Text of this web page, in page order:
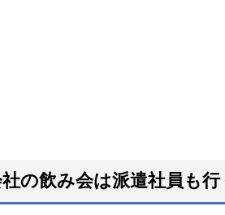
の飲み会は派遣社員も行